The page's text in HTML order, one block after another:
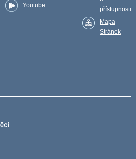
Youtube
přístupnosti
Mapa
Stránek